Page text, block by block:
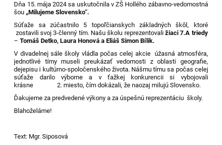
Dňa 15. mája 2024 sa uskutočnila v ZŠ Hollého zábavno-vedomostná
šou „Milujeme Slovensko“.
Súťaže sa zúčastnilo 5 topoľčianskych základných škôl, ktoré
zostavili svoj 3-členný tím. Našu školu reprezentovaližiaci 7.A triedy
–Tomáš Detko, Laura Honová a Eliáš Simon Bílik.
V divadelnej sále školy vládla počas celej akcie úžasná atmosféra,
jednotlivé tímy museli preukázať vedomosti z oblasti geografie,
dejepisu i kultúrno-spoločenského života. Nášmu tímu sa počas celej
súťaže darilo výborne a v ťažkej konkurencii si vybojovali
krásne 2. miesto, čím dokázali, že naozaj milujú Slovensko.
Ďakujeme za predvedené výkony a za úspešnú reprezentáciu školy.
Blahoželáme!
Text: Mgr. Siposová